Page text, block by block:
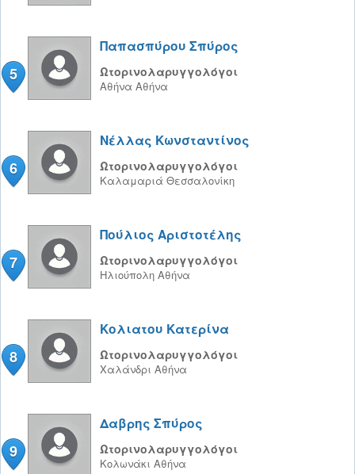
5
Παπασπύρου Σπύρος
Ωτορινολαρυγγολόγοι
Αθήνα Αθήνα
6
Νέλλας Κωνσταντίνος
Ωτορινολαρυγγολόγοι
Καλαμαριά Θεσσαλονίκη
7
Πούλιος Αριστοτέλης
Ωτορινολαρυγγολόγοι
Ηλιούπολη Αθήνα
8
Κολιατου Κατερίνα
Ωτορινολαρυγγολόγοι
Χαλάνδρι Αθήνα
9
Δαβρης Σπύρος
Ωτορινολαρυγγολόγοι
Κολωνάκι Αθήνα